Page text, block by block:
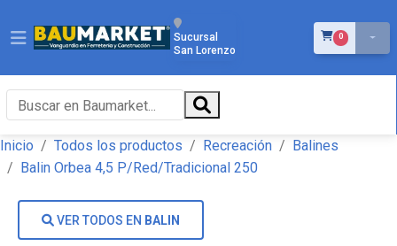
Sucursal
San Lorenzo
0ÍTEMS EN EL
Inicio Todos los productos Recreación
Balines
Balin Orbea 4,5 P/Red/Tradicional 250
VER TODOS EN BALIN